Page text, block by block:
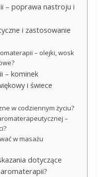
– poprawa nastroju i
i zastosowanie
– olejki, wosk
– kominek
i świece
w codziennym życiu?
–
w masażu
dotyczące